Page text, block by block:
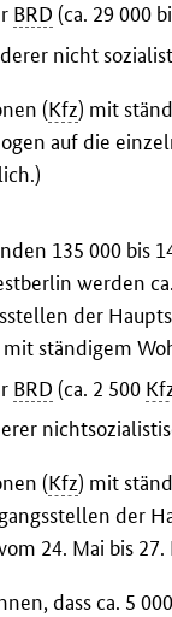
BRD (ca. 29 000
nicht
(Kfz) mit
auf die
135 000 bis
werden
der
mit ständigem
BRD (ca. 2 500
(Kfz) mit
der
24. Mai bis
dass ca. 5